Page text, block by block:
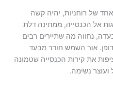
של רוחניות, יהיה קשה
אל הכנסייה, ממתינה דלת
נחווה מה שתיירים רבים
אור השמש חודר מבעד
את קירות הכנסייה שטמונה
נשימה.